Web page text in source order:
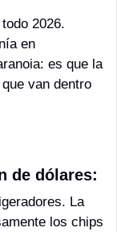
2026.
en
es que la
van dentro
de dólares:
La
los chips